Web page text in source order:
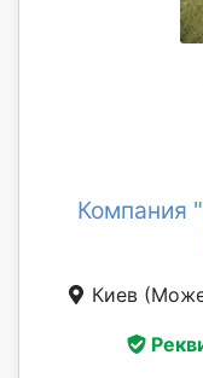
Компания
Киев